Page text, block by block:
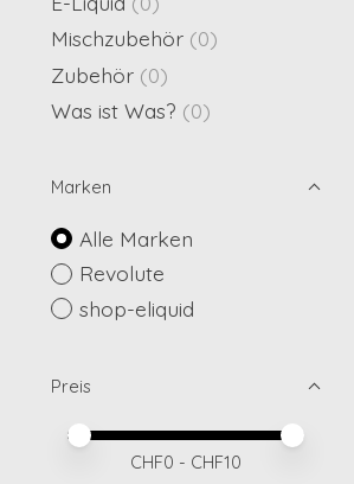
Mischzubehör (0)
Zubehör (0)
Was ist Was? (0)
Marken
Alle Marken
Revolute
shop-eliquid
Preis
Preis – Mindestwert
Price maximum value
CHF0 - CHF10